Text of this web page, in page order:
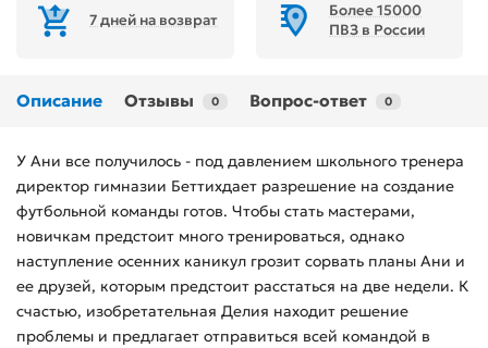
7 дней на возврат
Более 15000
ПВЗ в России
Описание Отзывы 0 Вопрос-ответ 0
У Ани все получилось - под давлением школьного тренера
директор гимназии Беттихдает разрешение на создание
футбольной команды готов. Чтобы стать мастерами,
новичкам предстоит много тренироваться, однако
наступление осенних каникул грозит сорвать планы Ани и
ее друзей, которым предстоит расстаться на две недели. К
счастью, изобретательная Делия находит решение
проблемы и предлагает отправиться всей командой в